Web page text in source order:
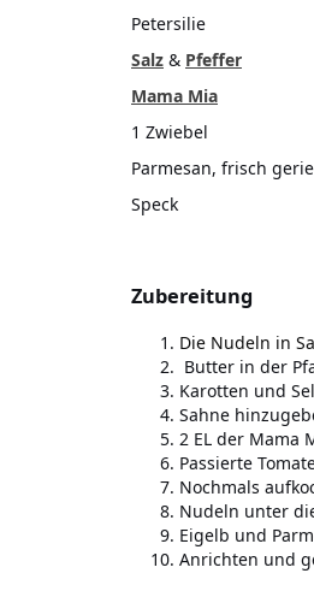
Petersilie
Salz & Pfeffer
Mama Mia
1 Zwiebel
Parmesan, frisch
Speck
Zubereitung
Die Nudeln in
Butter in der
Karotten und
Sahne
2 EL der Mama
Passierte
Nochmals
Nudeln unter
Eigelb und
Anrichten und